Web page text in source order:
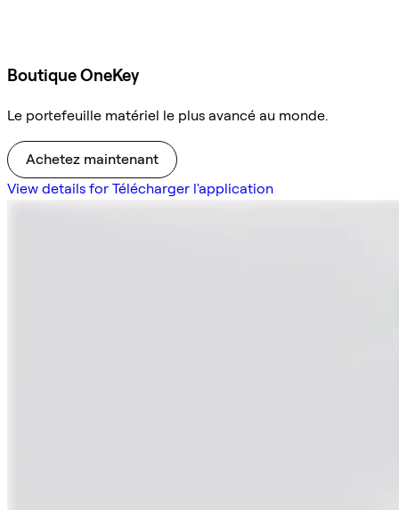
Boutique OneKey
Le portefeuille matériel le plus avancé au monde.
Achetez maintenant
View details for Télécharger l'application